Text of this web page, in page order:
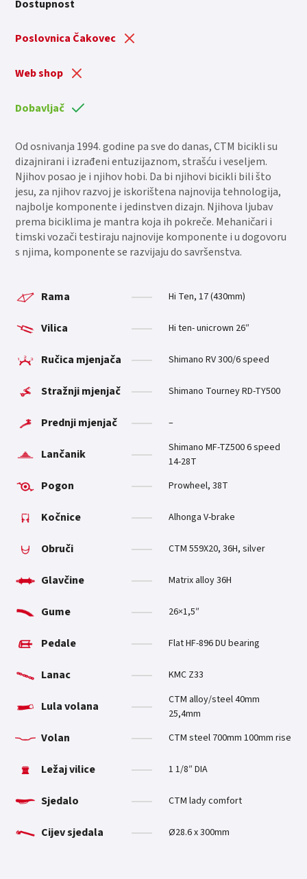
Dostupnost
Poslovnica Čakovec
Web shop
Dobavljač
Od osnivanja 1994. godine pa sve do danas, CTM bicikli su
dizajnirani i izrađeni entuzijaznom, strašću i veseljem.
Njihov posao je i njihov hobi. Da bi njihovi bicikli bili što
jesu, za njihov razvoj je iskorištena najnovija tehnologija,
najbolje komponente i jedinstven dizajn. Njihova ljubav
prema biciklima je mantra koja ih pokreče. Mehaničari i
timski vozači testiraju najnovije komponente i u dogovoru
s njima, komponente se razvijaju do savršenstva.
Rama Hi Ten, 17 (430mm)
Vilica Hi ten- unicrown 26″
Ručica mjenjača Shimano RV 300/6 speed
Stražnji mjenjač Shimano Tourney RD-TY500
Prednji mjenjač –
Lančanik
Shimano MF-TZ500 6 speed
14-28T
Pogon Prowheel, 38T
Kočnice Alhonga V-brake
Obruči CTM 559X20, 36H, silver
Glavčine Matrix alloy 36H
Gume 26×1,5″
Pedale Flat HF-896 DU bearing
Lanac KMC Z33
Lula volana
CTM alloy/steel 40mm
25,4mm
Volan CTM steel 700mm 100mm rise
Ležaj vilice 1 1/8″ DIA
Sjedalo CTM lady comfort
Cijev sjedala Ø28.6 x 300mm